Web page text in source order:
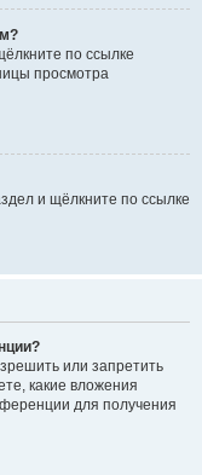
по ссылке
просмотра
и щёлкните по ссылке
или запретить
какие вложения
для получения